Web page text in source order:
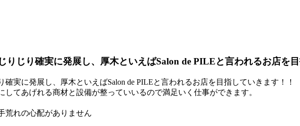
りじり確実に発展し、厚木といえばSalon de PILEと言われるお店を
実に発展し、厚木といえばSalon de PILEと言われるお店を目指していきます！！
してあげれる商材と設備が整っていいるので満足いく仕事ができます。
荒れの心配がありません